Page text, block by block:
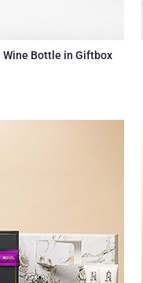
Wine Bottle in Giftbox